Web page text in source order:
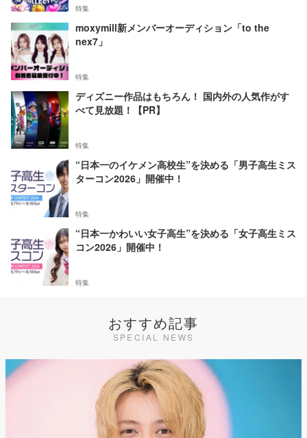
特集
moxymill新メンバーオーディション「to the
nex7」
特集
ディズニー作品はもちろん！ 国内外の人気作がす
べて見放題！【PR】
特集
“日本一のイケメン高校生”を決める「男子高生ミス
ターコン2026」開催中！
特集
“日本一かわいい女子高生”を決める「女子高生ミス
コン2026」開催中！
特集
おすすめ記事
SPECIAL NEWS